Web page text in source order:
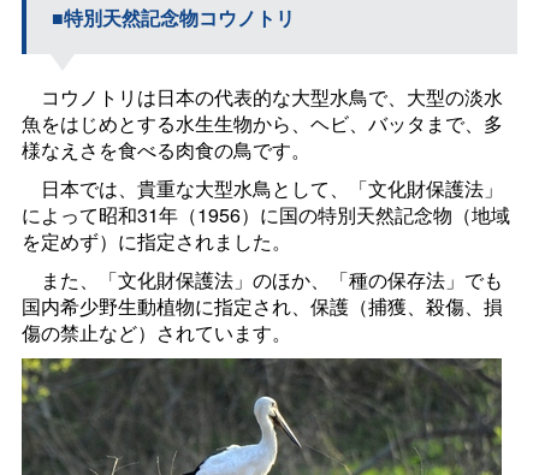
■特別天然記念物コウノトリ
コウノトリは日本の代表的な大型水鳥で、大型の淡水
魚をはじめとする水生生物から、ヘビ、バッタまで、多
様なえさを食べる肉食の鳥です。
日本では、貴重な大型水鳥として、「文化財保護法」
によって昭和31年（1956）に国の特別天然記念物（地域
を定めず）に指定されました。
また、「文化財保護法」のほか、「種の保存法」でも
国内希少野生動植物に指定され、保護（捕獲、殺傷、損
傷の禁止など）されています。